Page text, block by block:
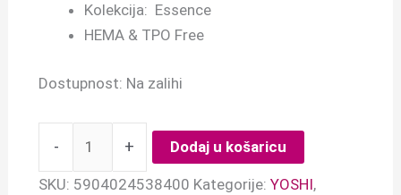
Kolekcija: Essence
HEMA & TPO Free
Dostupnost: Na zalihi
- + Dodaj u košaricu
SKU: 5904024538400 Kategorije:YOSHI,